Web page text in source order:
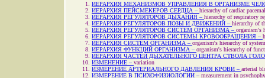
ИЕРАРХИЯ МЕХАНИЗМОВ УПРАВЛЕНИЯ В ОРГАНИЗМЕ
ИЕРАРХИЯ ПЕЙСМЕКЕРОВ СЕРДЦА – hierarchy of cardiac
ИЕРАРХИЯ РЕГУЛЯТОРОВ ДЫХАНИЯ – hierarchy of respiratory
ИЕРАРХИЯ РЕГУЛЯТОРОВ ПОЗЫ И ДВИЖЕНИЙ – hierarchy of
ИЕРАРХИЯ РЕГУЛЯТОРОВ СИСТЕМ ОРГАНИЗМА – organism's
ИЕРАРХИЯ РЕГУЛЯТОРОВ СИСТЕМЫ КРОВООБРАЩЕНИЯ –
ИЕРАРХИЯ СИСТЕМ ОРГАНИЗМА – organism's hierarchy of
ИЕРАРХИЯ ФУНКЦИЙ ОРГАНИЗМА – organism's hierarchy of
ИЕРАРХИЯ ЧАСТЕЙ ДЫХАТЕЛЬНОГО ЦЕНТРА СТВОЛА
ИЗМЕНЕНИЕ – variation
ИЗМЕРЕНИЕ АРТЕРИАЛЬНОГО ДАВЛЕНИЯ КРОВИ – arterial
ИЗМЕРЕНИЕ В ПСИХОФИЗИОЛОГИИ – measurement in